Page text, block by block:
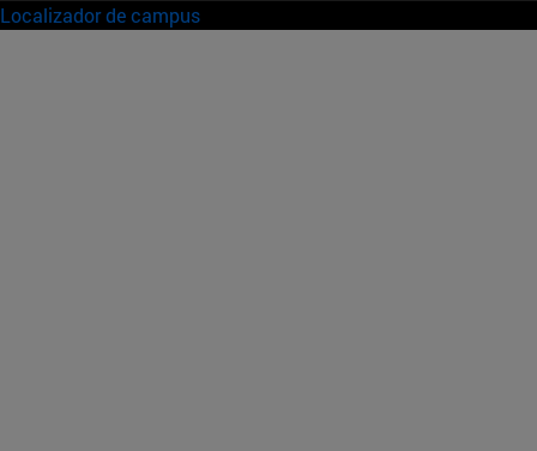
Localizador de campus